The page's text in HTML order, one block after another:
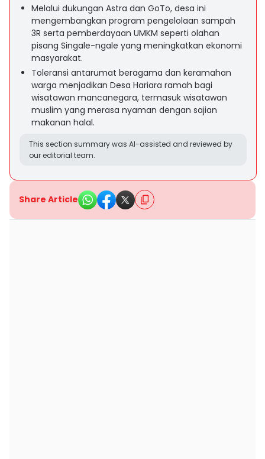
Melalui dukungan Astra dan GoTo, desa ini
mengembangkan program pengelolaan sampah
3R serta pemberdayaan UMKM seperti olahan
pisang Singale-ngale yang meningkatkan ekonomi
masyarakat.
Toleransi antarumat beragama dan keramahan
warga menjadikan Desa Hariara ramah bagi
wisatawan mancanegara, termasuk wisatawan
muslim yang merasa nyaman dengan sajian
makanan halal.
This section summary was AI-assisted and reviewed by
our editorial team.
Share Article